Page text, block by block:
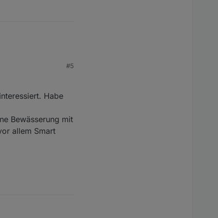
#5
Habe
Bewässerung mit
allem Smart